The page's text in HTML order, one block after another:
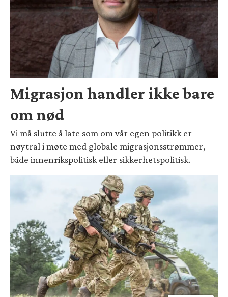
Migrasjon handler ikke bare
om nød
Vi må slutte å late som om vår egen politikk er
nøytral i møte med globale migrasjonsstrømmer,
både innenrikspolitisk eller sikkerhetspolitisk.